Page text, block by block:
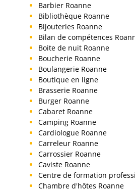
Barbier Roanne
Bibliothèque Roanne
Bijouteries Roanne
Bilan de compétences
Boite de nuit Roanne
Boucherie Roanne
Boulangerie Roanne
Boutique en ligne
Brasserie Roanne
Burger Roanne
Cabaret Roanne
Camping Roanne
Cardiologue Roanne
Carreleur Roanne
Carrossier Roanne
Caviste Roanne
Centre de formation
Chambre d'hôtes Roanne